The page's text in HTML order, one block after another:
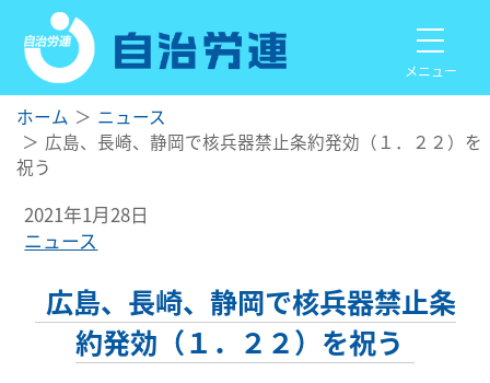
メニュー
ホーム
ニュース
広島、長崎、静岡で核兵器禁止条約発効（１．２２）を
祝う
2021年1月28日
ニュース
広島、長崎、静岡で核兵器禁止条
約発効（１．２２）を祝う